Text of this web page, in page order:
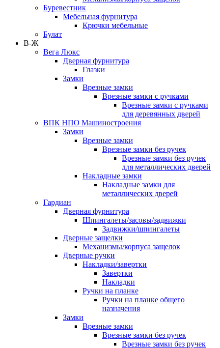
Буревестник
Мебельная фурнитура
Крючки мебельные
Булат
В-Ж
Вега Люкс
Дверная фурнитура
Глазки
Замки
Врезные замки
Врезные замки с ручками
Врезные замки с ручками
для деревянных дверей
ВПК НПО Машиностроения
Замки
Врезные замки
Врезные замки без ручек
Врезные замки без ручек
для металлических дверей
Накладные замки
Накладные замки для
металлических дверей
Гардиан
Дверная фурнитура
Шпингалеты/засовы/задвижки
Задвижки/шпингалеты
Дверные защелки
Механизмы/корпуса защелок
Дверные ручки
Накладки/завертки
Завертки
Накладки
Ручки на планке
Ручки на планке общего
назначения
Замки
Врезные замки
Врезные замки без ручек
Врезные замки без ручек